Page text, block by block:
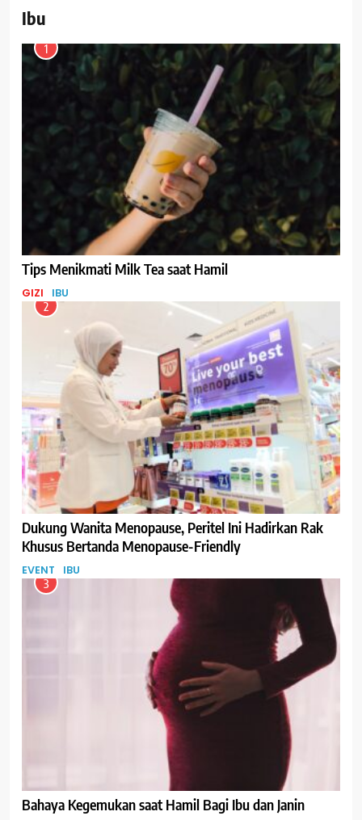
Ibu
1
Tips Menikmati Milk Tea saat Hamil
GIZI IBU
2
Dukung Wanita Menopause, Peritel Ini Hadirkan Rak
Khusus Bertanda Menopause-Friendly
EVENT IBU
3
Bahaya Kegemukan saat Hamil Bagi Ibu dan Janin